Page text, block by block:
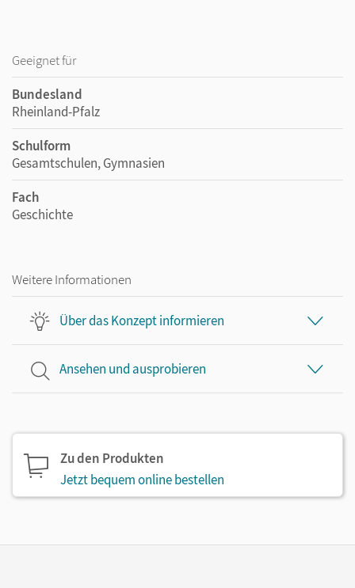
Geeignet für
Bundesland
Rheinland-Pfalz
Schulform
Gesamtschulen, Gymnasien
Fach
Geschichte
Weitere Informationen
Über das Konzept informieren
Ansehen und ausprobieren
Zu den Produkten
Jetzt bequem online bestellen